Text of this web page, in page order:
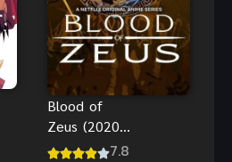
Blood of
Zeus (2020)
มหาศึกโลหิต7.8